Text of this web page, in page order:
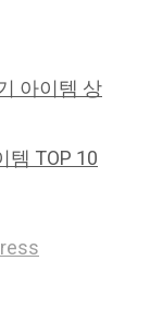
아이템 상
템 TOP 10